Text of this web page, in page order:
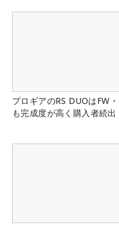
プロギアのRS DUOはFW
も完成度が高く購入者続出